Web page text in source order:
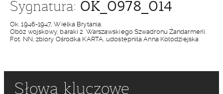
Sygnatura: OK_0978_014
Ok. 1946-1947, Wielka Brytania.
Obóz wojskowy, baraki 2. Warszawskiego Szwadronu Żandarmerii.
Fot. NN, zbiory Ośrodka KARTA, udostępniła Anna Kołodziejska
Słowa kluczowe